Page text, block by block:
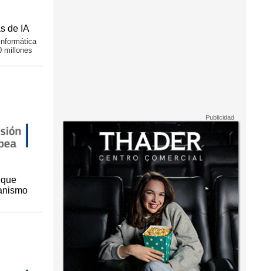
de IA
millones